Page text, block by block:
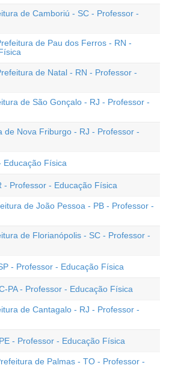
de Camboriú - SC - Professor -
de Pau dos Ferros - RN -
de Natal - RN - Professor -
de São Gonçalo - RJ - Professor -
de Nova Friburgo - RJ - Professor -
Educação Física
- Professor - Educação Física
de João Pessoa - PB - Professor -
de Florianópolis - SC - Professor -
- Professor - Educação Física
PA - Professor - Educação Física
de Cantagalo - RJ - Professor -
- Professor - Educação Física
de Palmas - TO - Professor -